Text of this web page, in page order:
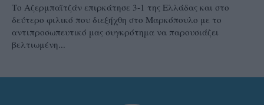
Το Αζερμπαϊτζάν επιρκάτησε 3-1 της Ελλάδας και στο
δεύτερο φιλικό που διεξήχθη στο Μαρκόπουλο με το
αντιπροσωπευτικό μας συγκρότημα να παρουσιάζει
βελτιωμένη...